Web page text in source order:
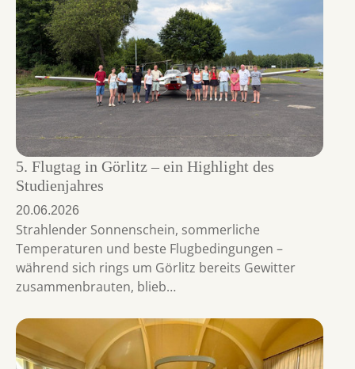
5. Flugtag in Görlitz – ein Highlight des
Studienjahres
20.06.2026
Strahlender Sonnenschein, sommerliche
Temperaturen und beste Flugbedingungen –
während sich rings um Görlitz bereits Gewitter
zusammenbrauten, blieb…